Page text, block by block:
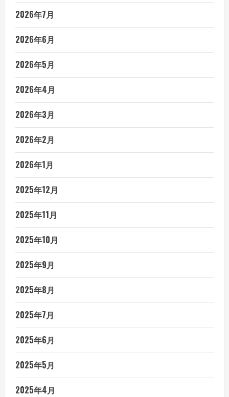
2026年7月
2026年6月
2026年5月
2026年4月
2026年3月
2026年2月
2026年1月
2025年12月
2025年11月
2025年10月
2025年9月
2025年8月
2025年7月
2025年6月
2025年5月
2025年4月